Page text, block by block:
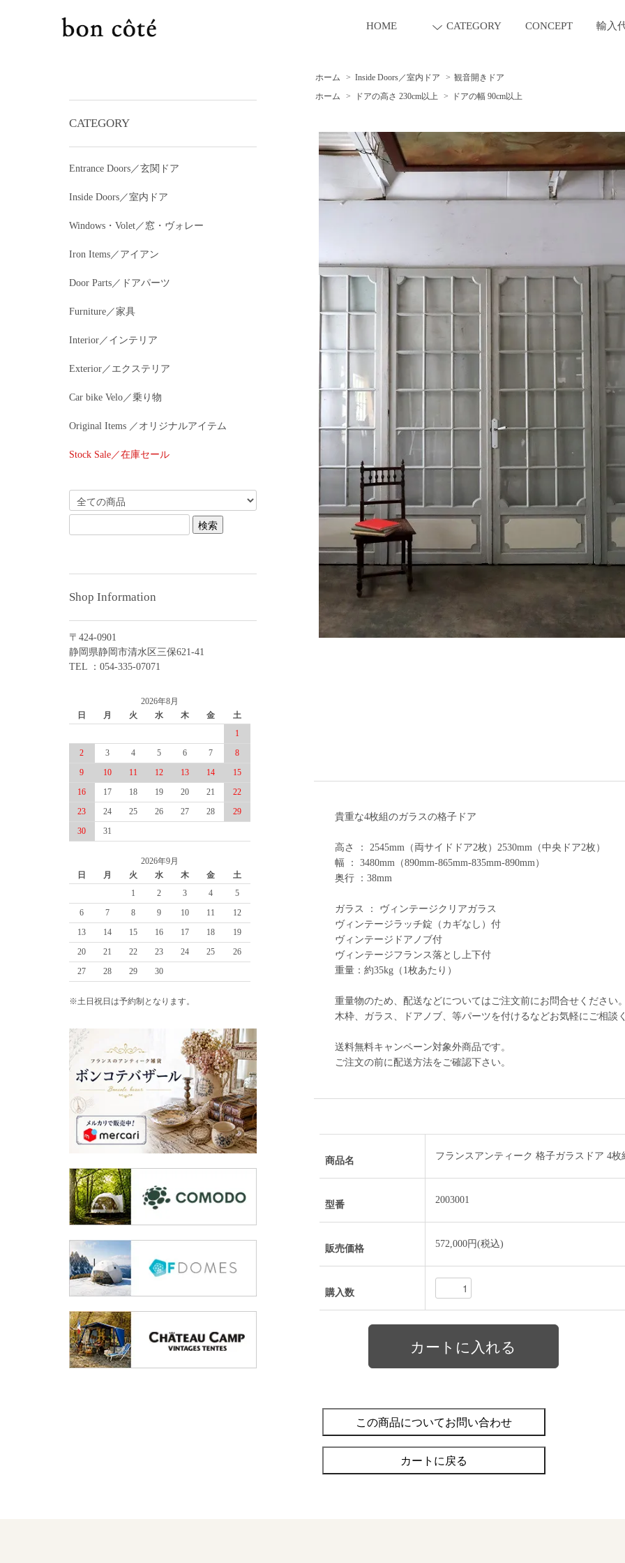
HOME CATEGORY CONCEPT 輸入
ホーム > Inside Doors／室内ドア > 観音開きドア
ホーム
> ドアの高さ 230cm以上 > ドアの幅 90cm以上
貴重な4枚組のガラスの格子ドア
高さ ： 2545mm（両サイドドア2枚）2530mm（中央ドア2枚）
幅 ： 3480mm（890mm-865mm-835mm-890mm）
奥行 ：38mm
ガラス ： ヴィンテージクリアガラス
ヴィンテージラッチ錠（カギなし）付
ヴィンテージドアノブ付
ヴィンテージフランス落とし上下付
重量：約35kg（1枚あたり）
重量物のため、配送などについてはご注文前にお問合せください。
木枠、ガラス、ドアノブ、等パーツを付けるなどお気軽にご相談
送料無料キャンペーン対象外商品です。
ご注文の前に配送方法をご確認下さい。
商品名 フランスアンティーク 格子ガラスドア 4枚
型番 2003001
販売価格 572,000円(税込)
購入数
この商品についてお問い合わせ
カートに戻る
CATEGORY
Entrance Doors／玄関ドア
Inside Doors／室内ドア
Windows・Volet／窓・ヴォレー
Iron Items／アイアン
Door Parts／ドアパーツ
Furniture／家具
Interior／インテリア
Exterior／エクステリア
Car bike Velo／乗り物
Original Items ／オリジナルアイテム
Stock Sale／在庫セール
Shop Information
〒424-0901
静岡県静岡市清水区三保621-41
TEL ：054-335-07071
2026年8月
日
月 火 水 木 金
土
1
2
3 4 5 6 7
8
9
10 11 12 13 14
15
16
17 18 19 20 21
22
23
24 25 26 27 28
29
30
31
2026年9月
日
月 火 水 木 金
土
1
2 3 4
5
6
7 8 9 10 11
12
13
14 15 16 17 18
19
20
21 22 23 24 25
26
27
28 29 30
※土日祝日は予約制となります。